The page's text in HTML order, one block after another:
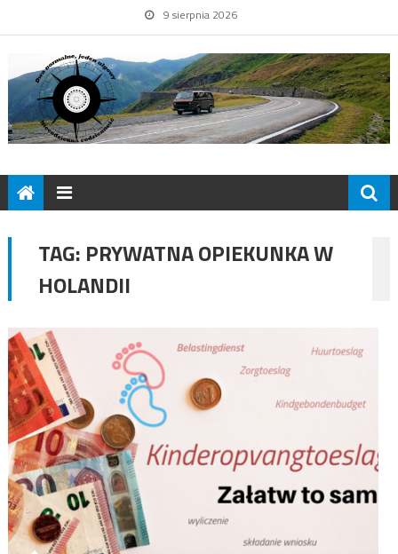
9 sierpnia 2026
TAG: PRYWATNA OPIEKUNKA W
HOLANDII